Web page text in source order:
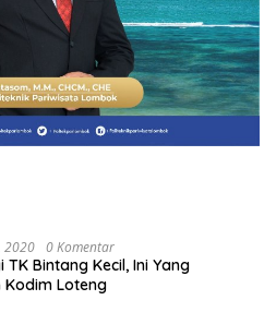
2020 0 Komentar
TK Bintang Kecil, Ini Yang
Kodim Loteng